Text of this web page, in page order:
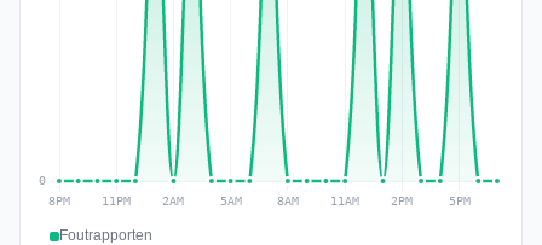
Foutrapporten